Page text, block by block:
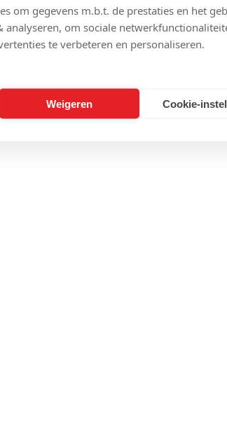
om gegevens m.b.t. de prestaties en het
analyseren, om sociale
te verbeteren en personaliseren.
Weigeren Cookie-